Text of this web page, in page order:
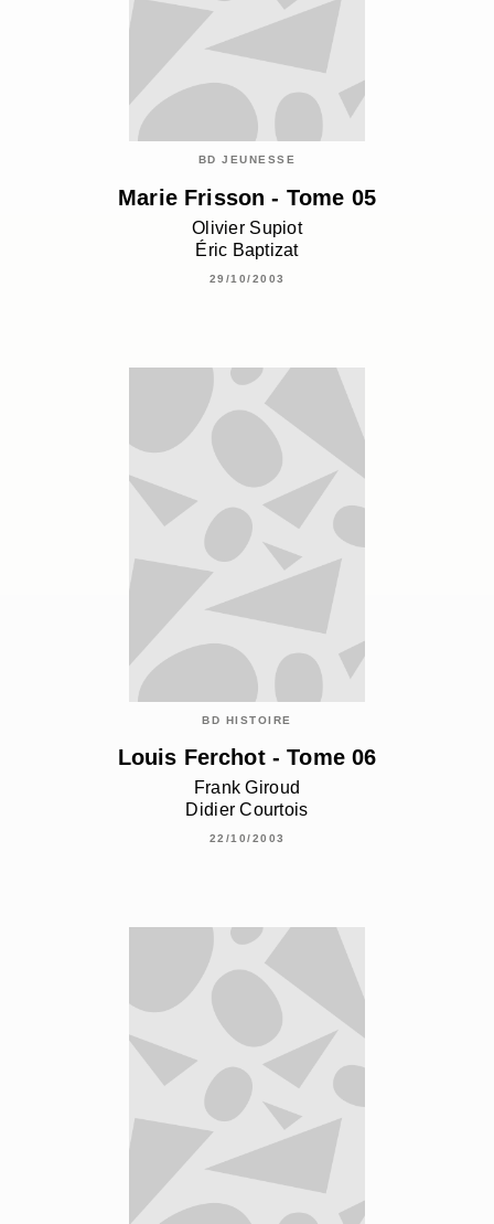
BD JEUNESSE
Marie Frisson - Tome 05
Olivier Supiot
Éric Baptizat
29/10/2003
BD HISTOIRE
Louis Ferchot - Tome 06
Frank Giroud
Didier Courtois
22/10/2003